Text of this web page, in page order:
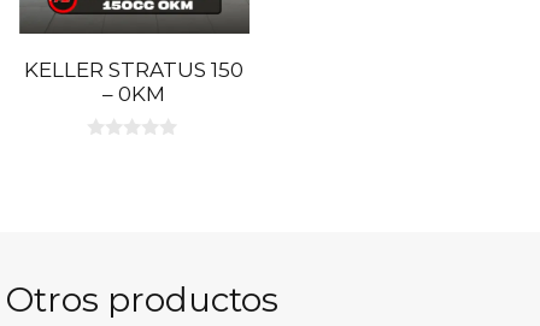
KELLER STRATUS 150
– 0KM
Otros productos